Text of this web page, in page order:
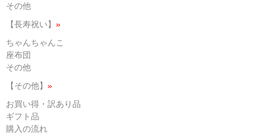
その他
【長寿祝い】 »
ちゃんちゃんこ
座布団
その他
【その他】 »
お買い得・訳あり品
ギフト品
購入の流れ